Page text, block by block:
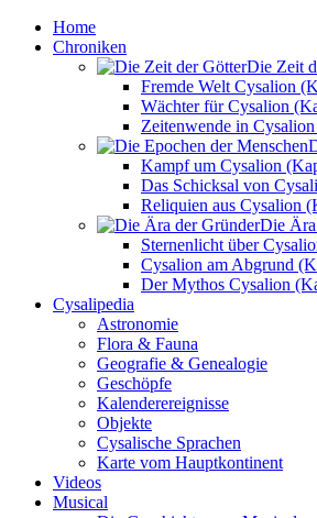
Home
Chroniken
Die Zeit
Fremde Welt Cysalion
Wächter für Cysalion
Zeitenwende in
Kampf um Cysalion
Das Schicksal von
Reliquien aus Cysalion
Die
Sternenlicht über
Cysalion am Abgrund
Der Mythos Cysalion
Cysalipedia
Astronomie
Flora & Fauna
Geografie & Genealogie
Geschöpfe
Kalenderereignisse
Objekte
Cysalische Sprachen
Karte vom Hauptkontinent
Videos
Musical